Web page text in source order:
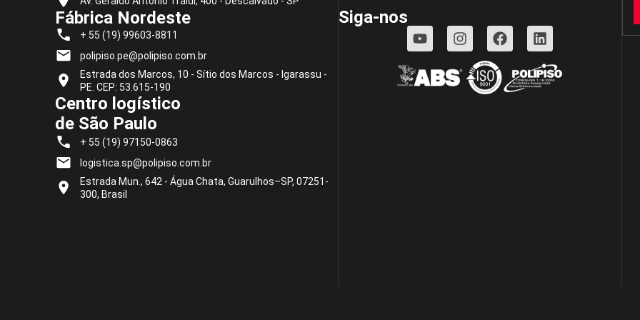
Fábrica Nordeste
+ 55 (19) 99603-8811
polipiso.pe@polipiso.com.br
Estrada dos Marcos, 10 - Sítio dos Marcos - Igarassu -
PE. CEP: 53.615-190
Centro logístico
de São Paulo
+ 55 (19) 97150-0863
logistica.sp@polipiso.com.br
Estrada Mun., 642 - Água Chata, Guarulhos–SP, 07251-
300, Brasil
Siga-nos